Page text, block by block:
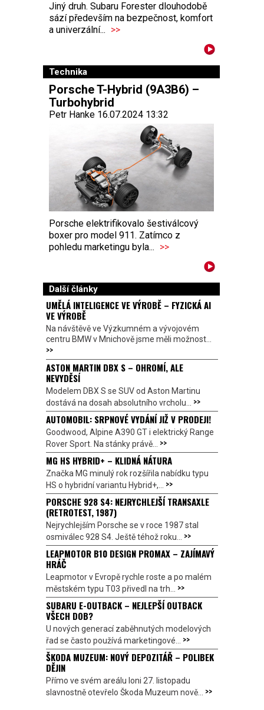
Jiný druh. Subaru Forester dlouhodobě
sází především na bezpečnost, komfort
a univerzální... >>
Technika
Porsche T-Hybrid (9A3B6) –
Turbohybrid
Petr Hanke 16.07.2024 13:32
Porsche elektrifikovalo šestiválcový
boxer pro model 911. Zatímco z
pohledu marketingu byla... >>
Další články
UMĚLÁ INTELIGENCE VE VÝROBĚ – FYZICKÁ AI
VE VÝROBĚ
Na návštěvě ve Výzkumném a vývojovém
centru BMW v Mnichově jsme měli možnost...
>>
ASTON MARTIN DBX S – OHROMÍ, ALE
NEVYDĚSÍ
Modelem DBX S se SUV od Aston Martinu
dostává na dosah absolutního vrcholu... >>
AUTOMOBIL: SRPNOVÉ VYDÁNÍ JIŽ V PRODEJI!
Goodwood, Alpine A390 GT i elektrický Range
Rover Sport. Na stánky právě... >>
MG HS HYBRID+ – KLIDNÁ NÁTURA
Značka MG minulý rok rozšířila nabídku typu
HS o hybridní variantu Hybrid+,... >>
PORSCHE 928 S4: NEJRYCHLEJŠÍ TRANSAXLE
(RETROTEST, 1987)
Nejrychlejším Porsche se v roce 1987 stal
osmiválec 928 S4. Ještě téhož roku... >>
LEAPMOTOR B10 DESIGN PROMAX – ZAJÍMAVÝ
HRÁČ
Leapmotor v Evropě rychle roste a po malém
městském typu T03 přivedl na trh... >>
SUBARU E-OUTBACK – NEJLEPŠÍ OUTBACK
VŠECH DOB?
U nových generací zaběhnutých modelových
řad se často používá marketingové... >>
ŠKODA MUZEUM: NOVÝ DEPOZITÁŘ – POLIBEK
DĚJIN
Přímo ve svém areálu loni 27. listopadu
slavnostně otevřelo Škoda Muzeum nově... >>